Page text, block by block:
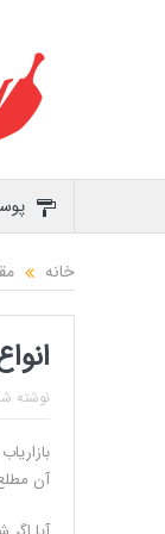
خانه
نوشته
آن